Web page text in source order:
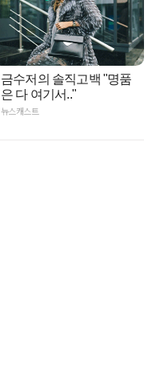
금수저의 솔직고백 "명품
은 다 여기서.."
뉴스캐스트